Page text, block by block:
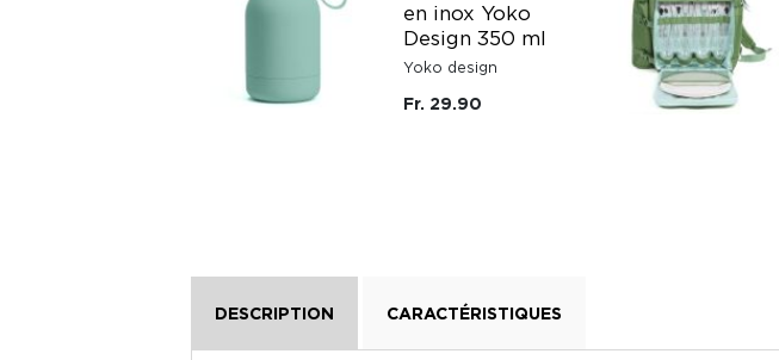
en inox Yoko
Design 350 ml
Yoko design
Fr. 29.90
DESCRIPTION CARACTÉRISTIQUES